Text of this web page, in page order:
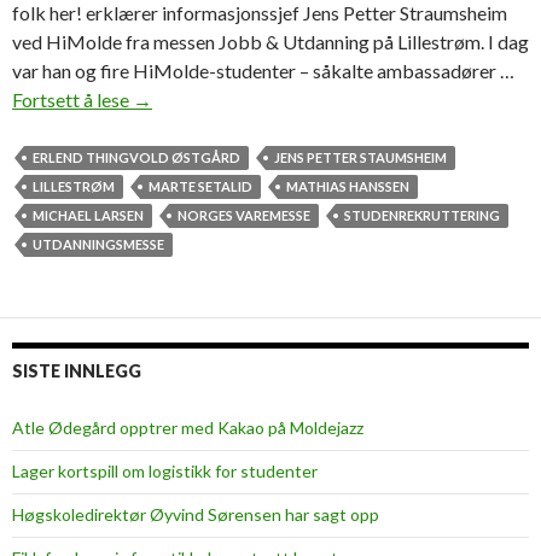
folk her! erklærer informasjonssjef Jens Petter Straumsheim
ved HiMolde fra messen Jobb & Utdanning på Lillestrøm. I dag
var han og fire HiMolde-studenter – såkalte ambassadører …
Fortsett å lese H
M
o
l
d
m
s
s
d
→
ERLEND THINGVOLD ØSTGÅRD
JENS PETTER STAUMSHEIM
LILLESTRØM
MARTE SETALID
MATHIAS HANSSEN
MICHAEL LARSEN
NORGES VAREMESSE
STUDENREKRUTTERING
UTDANNINGSMESSE
SISTE INNLEGG
Atle Ødegård opptrer med Kakao på Moldejazz
Lager kortspill om logistikk for studenter
Høgskoledirektør Øyvind Sørensen har sagt opp